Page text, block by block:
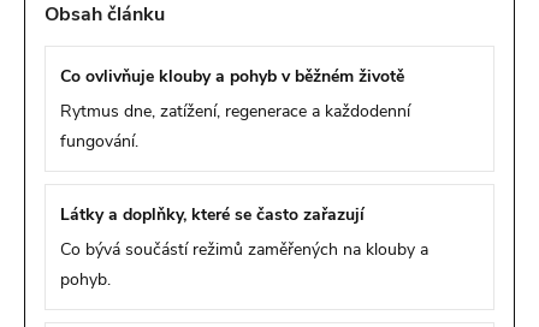
Obsah článku
Co ovlivňuje klouby a pohyb v běžném životě
Rytmus dne, zatížení, regenerace a každodenní
fungování.
Látky a doplňky, které se často zařazují
Co bývá součástí režimů zaměřených na klouby a
pohyb.